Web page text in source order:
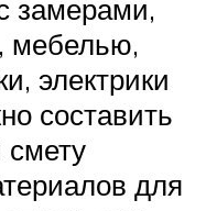
замерами,
мебелью,
электрики
составить
для